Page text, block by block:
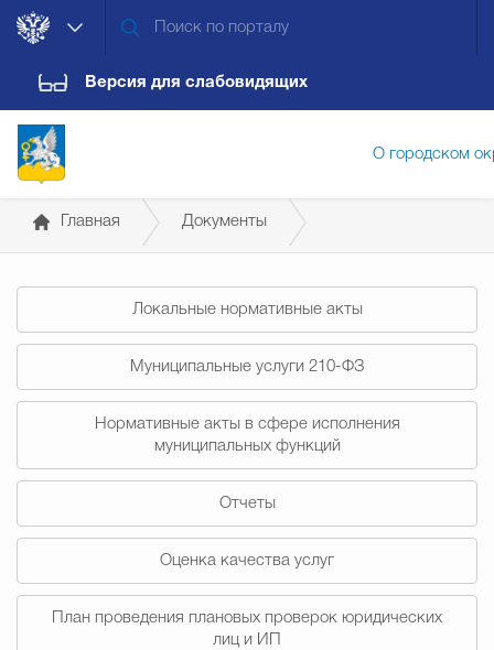
Версия для слабовидящих
О городском
Дума городского округа
Новости Обращения граждан
Противодействие
Главная Документы
Локальные нормативные акты
Муниципальные услуги 210-ФЗ
Нормативные акты в сфере исполнения
муниципальных функций
Отчеты
Оценка качества услуг
План проведения плановых проверок юридических
лиц и ИП